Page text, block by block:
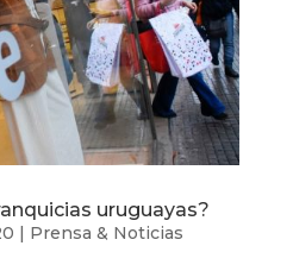
uruguayas?
| Prensa & Noticias